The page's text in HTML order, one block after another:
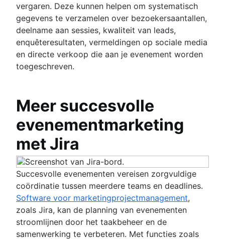
vergaren. Deze kunnen helpen om systematisch
gegevens te verzamelen over bezoekersaantallen,
deelname aan sessies, kwaliteit van leads,
enquêteresultaten, vermeldingen op sociale media
en directe verkoop die aan je evenement worden
toegeschreven.
Meer succesvolle
evenementmarketing
met Jira
Succesvolle evenementen vereisen zorgvuldige
coördinatie tussen meerdere teams en deadlines.
Software voor marketingprojectmanagement,
zoals Jira, kan de planning van evenementen
stroomlijnen door het taakbeheer en de
samenwerking te verbeteren. Met functies zoals